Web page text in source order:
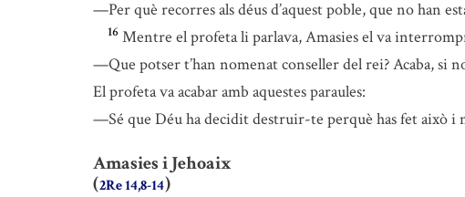
—Per què recorres als déus d’aquest poble, que no han
16 Mentre el profeta li parlava, Amasies el va
—Que potser t’han nomenat conseller del rei? Acaba, si
El profeta va acabar amb aquestes paraules:
—Sé que Déu ha decidit destruir-te perquè has fet això i
Amasies i Jehoaix
(2Re 14,8-14)